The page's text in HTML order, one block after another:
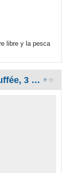
libre y la pesca
Gites à la ferme avec piscine chauffée, 3 jours offerts en plus pour une semaine réservée